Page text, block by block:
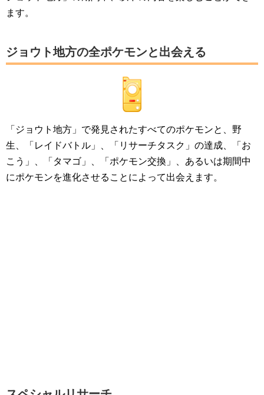
ます。
ジョウト地方の全ポケモンと出会える
「ジョウト地方」で発見されたすべてのポケモンと、野
生、「レイドバトル」、「リサーチタスク」の達成、「お
こう」、「タマゴ」、「ポケモン交換」、あるいは期間中
にポケモンを進化させることによって出会えます。